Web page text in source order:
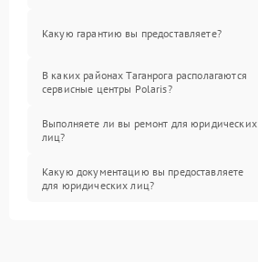
Какую гарантию вы предоставляете?
В каких районах Таганрога располагаются
сервисные центры Polaris?
Выполняете ли вы ремонт для юридических
лиц?
Какую документацию вы предоставляете
для юридических лиц?